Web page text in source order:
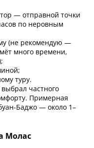
— отправной точки
по неровным
(не рекомендую —
много времени,
туру.
частного
Примерная
Баджо — около 1–
Молас